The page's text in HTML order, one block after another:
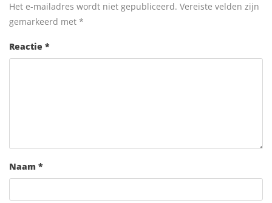
Het e-mailadres wordt niet gepubliceerd. Vereiste velden zijn
gemarkeerd met *
Reactie *
Naam *